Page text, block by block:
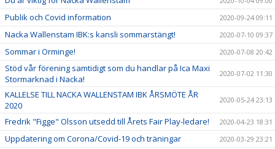
Publik och Covid information 2020-09-24 09:11
Nacka Wallenstam IBK:s kansli sommarstängt! 2020-07-10 09:37
Sommar i Orminge! 2020-07-08 20:42
Stöd vår förening samtidigt som du handlar på Ica Maxi
Stormarknad i Nacka!
2020-07-02 11:30
KALLELSE TILL NACKA WALLENSTAM IBK ÅRSMÖTE ÅR
2020
2020-05-24 23:13
Fredrik "Figge" Olsson utsedd till Årets Fair Play-ledare! 2020-04-23 18:31
Uppdatering om Corona/Covid-19 och träningar 2020-03-29 23:21